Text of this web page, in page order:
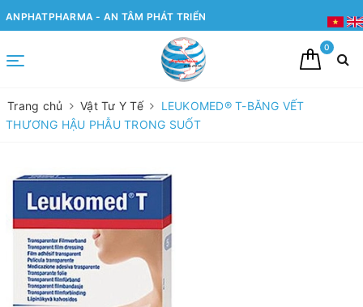
ANPHATPHARMA - AN TÂM PHÁT TRIỂN
0
Trang chủ Vật Tư Y Tế
LEUKOMED® T-BĂNG VẾT
THƯƠNG HẬU PHẪU TRONG SUỐT